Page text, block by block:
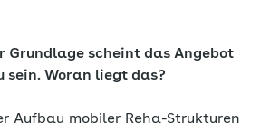
Grundlage scheint das Angebot
sein. Woran liegt das?
Aufbau mobiler Reha-Strukturen